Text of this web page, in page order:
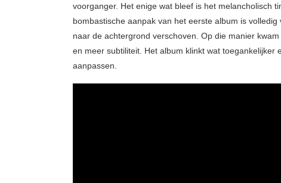
voorganger. Het enige wat bleef is het melancholisch
bombastische aanpak van het eerste album is
naar de achtergrond verschoven. Op die manier
en meer subtiliteit. Het album klinkt wat toegankelijker
aanpassen.